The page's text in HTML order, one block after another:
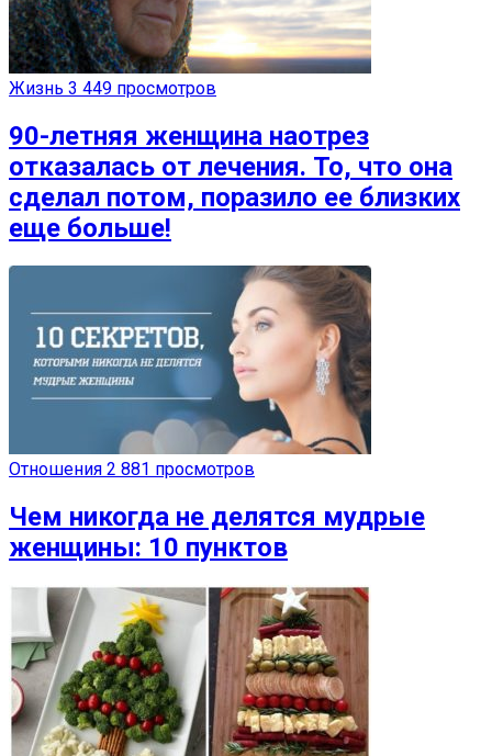
Жизнь 3 449 просмотров
90-летняя женщина наотрез
отказалась от лечения. То, что она
сделал потом, поразило ее близких
еще больше!
Отношения 2 881 просмотров
Чем никогда не делятся мудрые
женщины: 10 пунктов